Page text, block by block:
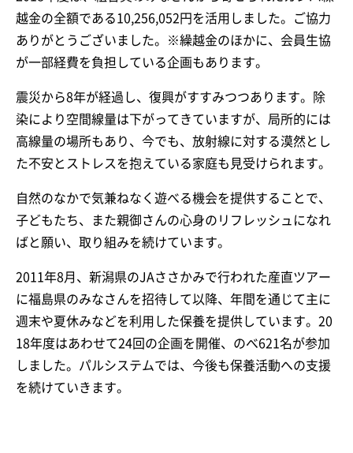
越金の全額である10,256,052円を活用しました。ご協力
ありがとうございました。※繰越金のほかに、会員生協
が一部経費を負担している企画もあります。
震災から8年が経過し、復興がすすみつつあります。除
染により空間線量は下がってきていますが、局所的には
高線量の場所もあり、今でも、放射線に対する漠然とし
た不安とストレスを抱えている家庭も見受けられます。
自然のなかで気兼ねなく遊べる機会を提供することで、
子どもたち、また親御さんの心身のリフレッシュになれ
ばと願い、取り組みを続けています。
2011年8月、新潟県のJAささかみで行われた産直ツアー
に福島県のみなさんを招待して以降、年間を通じて主に
週末や夏休みなどを利用した保養を提供しています。20
18年度はあわせて24回の企画を開催、のべ621名が参加
しました。パルシステムでは、今後も保養活動への支援
を続けていきます。